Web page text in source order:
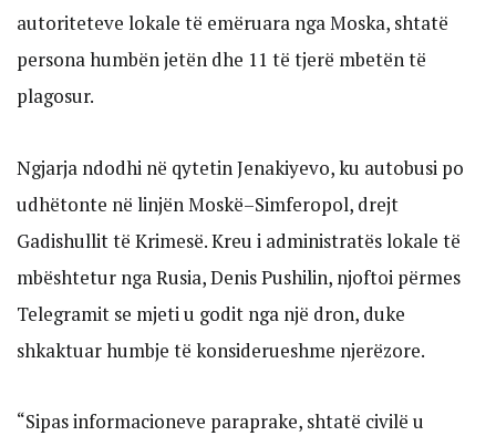
autoriteteve lokale të emëruara nga Moska, shtatë
persona humbën jetën dhe 11 të tjerë mbetën të
plagosur.
Ngjarja ndodhi në qytetin Jenakiyevo, ku autobusi po
udhëtonte në linjën Moskë–Simferopol, drejt
Gadishullit të Krimesë. Kreu i administratës lokale të
mbështetur nga Rusia, Denis Pushilin, njoftoi përmes
Telegramit se mjeti u godit nga një dron, duke
shkaktuar humbje të konsiderueshme njerëzore.
“Sipas informacioneve paraprake, shtatë civilë u